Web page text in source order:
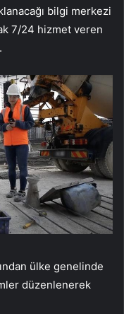
bilgi merkezi
7/24 hizmet veren
ülke genelinde
düzenlenerek